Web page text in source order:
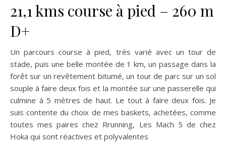
21,1 kms course à pied – 260 m
D+
Un parcours course à pied, très varié avec un tour de
stade, puis une belle montée de 1 km, un passage dans la
forêt sur un revêtement bitumé, un tour de parc sur un sol
souple à faire deux fois et la montée sur une passerelle qui
culmine à 5 mètres de haut. Le tout à faire deux fois. Je
suis contente du choix de mes baskets, achetées, comme
toutes mes paires chez Rrunning, Les Mach 5 de chez
Hoka qui sont réactives et polyvalentes